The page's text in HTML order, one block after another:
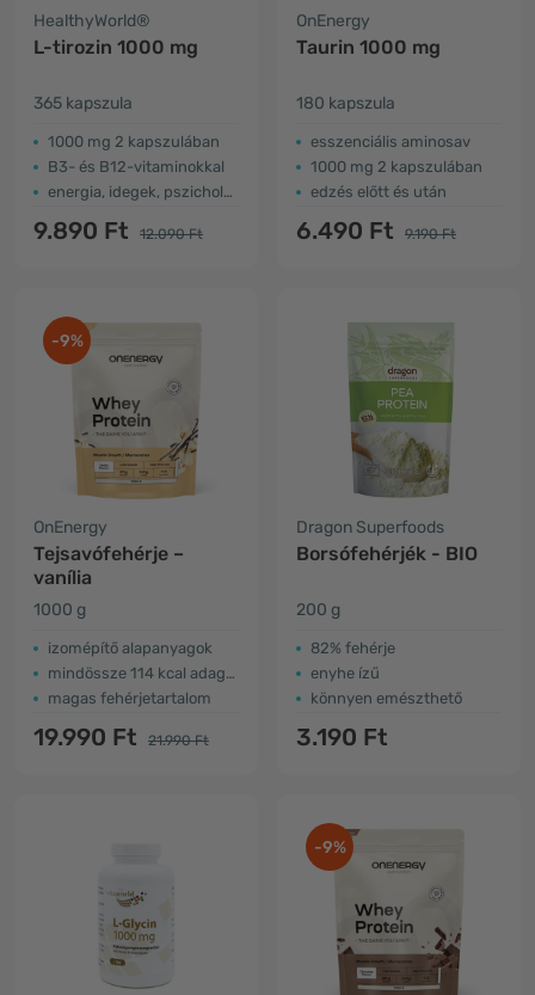
HealthyWorld®
L-tirozin 1000 mg
365 kapszula
1000 mg 2 kapszulában
B3- és B12-vitaminokkal
energia, idegek, pszichológiai működés
9.890 Ft 12.090 Ft
OnEnergy
Taurin 1000 mg
180 kapszula
esszenciális aminosav
1000 mg 2 kapszulában
edzés előtt és után
6.490 Ft 9.190 Ft
-9%
OnEnergy
Tejsavófehérje –
vanília
1000 g
izomépítő alapanyagok
mindössze 114 kcal adagonként
magas fehérjetartalom
19.990 Ft 21.990 Ft
Dragon Superfoods
Borsófehérjék - BIO
200 g
82% fehérje
enyhe ízű
könnyen emészthető
3.190 Ft
-9%